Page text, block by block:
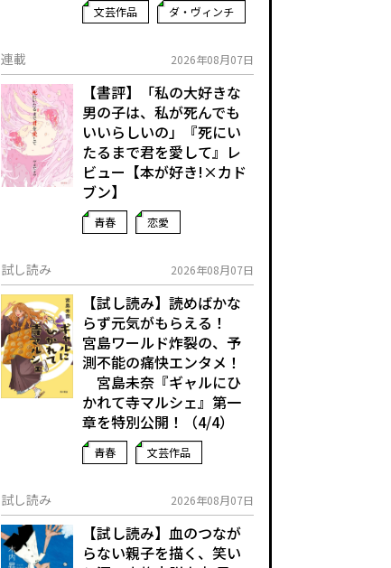
文芸作品 ダ・ヴィンチ
連載 2026年08月07日
【書評】「私の大好きな
男の子は、私が死んでも
いいらしいの」――『死にい
たるまで君を愛して』レ
ビュー【本が好き!×カド
ブン】
青春 恋愛
試し読み 2026年08月07日
【試し読み】読めばかな
らず元気がもらえる！
宮島ワールド炸裂の、予
測不能の痛快エンタメ！
宮島未奈『ギャルにひ
かれて寺マルシェ』第一
章を特別公開！（4/4）
青春 文芸作品
試し読み 2026年08月07日
【試し読み】血のつなが
らない親子を描く、笑い